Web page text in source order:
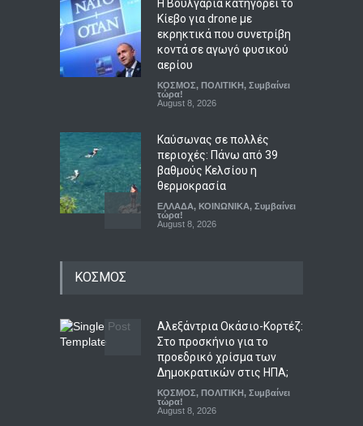
Η Βουλγαρία κατηγορεί το
Κίεβο για drone με
εκρηκτικά που συνετρίβη
κοντά σε αγωγό φυσικού
αερίου
ΚΟΣΜΟΣ, ΠΟΛΙΤΙΚΗ, Συμβαίνει
τώρα!
August 8, 2026
Καύσωνας σε πολλές
περιοχές: Πάνω από 39
βαθμούς Κελσίου η
θερμοκρασία
ΕΛΛΑΔΑ, ΚΟΙΝΩΝΙΚΑ, Συμβαίνει
τώρα!
August 8, 2026
August 8, 2026
Η ΕΛΑΣ ζητεί ανεξάρτητη
διερεύνηση για τις
αντιπυρικές ζώνες και τα
έργα του προγράμματος
ΚΟΣΜΟΣ
Αλεξάντρια Οκάσιο-Κορτέζ:
Στο προσκήνιο για το
προεδρικό χρίσμα των
Δημοκρατικών στις ΗΠΑ;
ΚΟΣΜΟΣ, ΠΟΛΙΤΙΚΗ, Συμβαίνει
τώρα!
August 8, 2026